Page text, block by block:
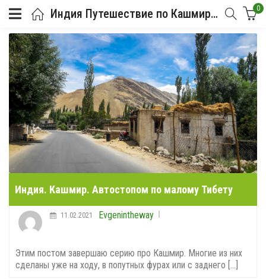
Индия Путешествие по Кашмиру и Гималаям 0
Индия. Кашмир. Автостопом по малому Тибету
Evgenintheway
11.02.2021
Этим постом завершаю серию про Кашмир. Многие из них
сделаны уже на ходу, в попутных фурах или с заднего [...]